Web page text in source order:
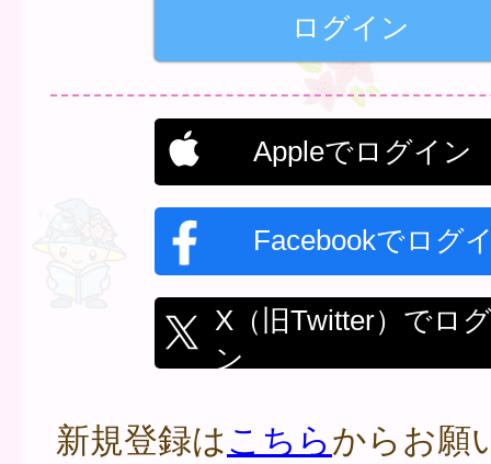
Appleでログイン
Facebookでログ
X（旧Twitter）でロ
ン
新規登録はこちらからお願